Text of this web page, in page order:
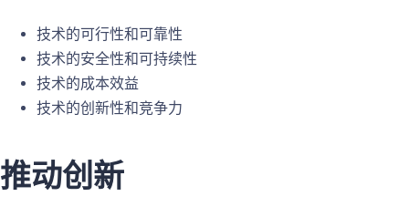
技术的可行性和可靠性
技术的安全性和可持续性
技术的成本效益
技术的创新性和竞争力
推动创新